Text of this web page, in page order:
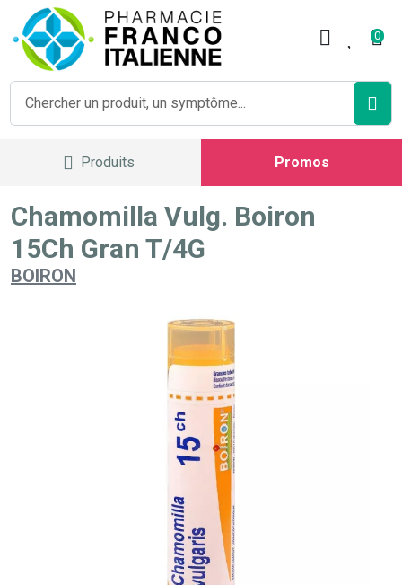
0
Produits Promos
Chamomilla Vulg. Boiron
15Ch Gran T/4G
BOIRON